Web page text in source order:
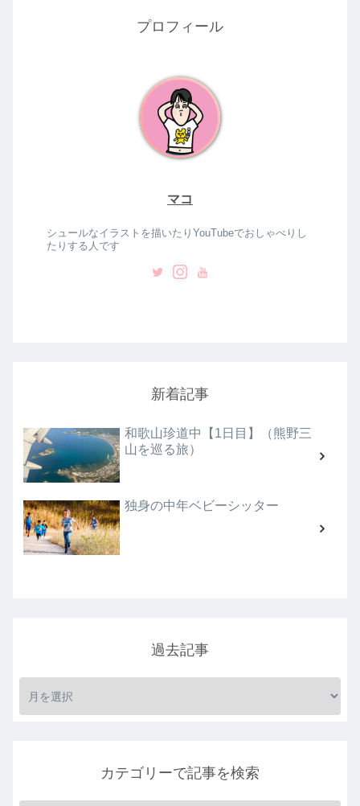
プロフィール
マコ
シュールなイラストを描いたりYouTubeでおしゃべりし
たりする人です
新着記事
和歌山珍道中【1日目】（熊野三
山を巡る旅）
独身の中年ベビーシッター
過去記事
カテゴリーで記事を検索